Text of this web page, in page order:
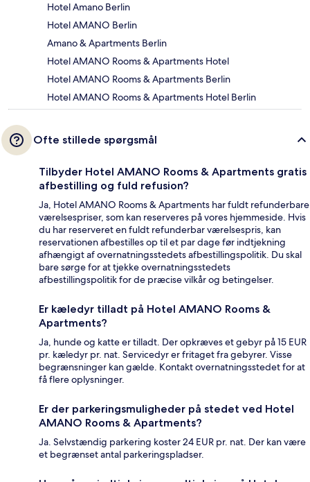
Hotel Amano Berlin
Hotel AMANO Berlin
Amano & Apartments Berlin
Hotel AMANO Rooms & Apartments Hotel
Hotel AMANO Rooms & Apartments Berlin
Hotel AMANO Rooms & Apartments Hotel Berlin
Ofte stillede spørgsmål
Tilbyder Hotel AMANO Rooms & Apartments gratis
afbestilling og fuld refusion?
Ja, Hotel AMANO Rooms & Apartments har fuldt refunderbare
værelsespriser, som kan reserveres på vores hjemmeside. Hvis
du har reserveret en fuldt refunderbar værelsespris, kan
reservationen afbestilles op til et par dage før indtjekning
afhængigt af overnatningsstedets afbestillingspolitik. Du skal
bare sørge for at tjekke overnatningsstedets
afbestillingspolitik for de præcise vilkår og betingelser.
Er kæledyr tilladt på Hotel AMANO Rooms &
Apartments?
Ja, hunde og katte er tilladt. Der opkræves et gebyr på 15 EUR
pr. kæledyr pr. nat. Servicedyr er fritaget fra gebyrer. Visse
begrænsninger kan gælde. Kontakt overnatningsstedet for at
få flere oplysninger.
Er der parkeringsmuligheder på stedet ved Hotel
AMANO Rooms & Apartments?
Ja. Selvstændig parkering koster 24 EUR pr. nat. Der kan være
et begrænset antal parkeringspladser.